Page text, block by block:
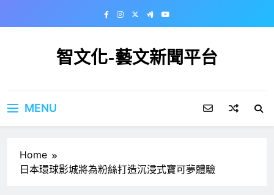
智文化-藝文新聞平台
MENU
Home
日本環球影城將為粉絲打造沉浸式寶可夢體驗